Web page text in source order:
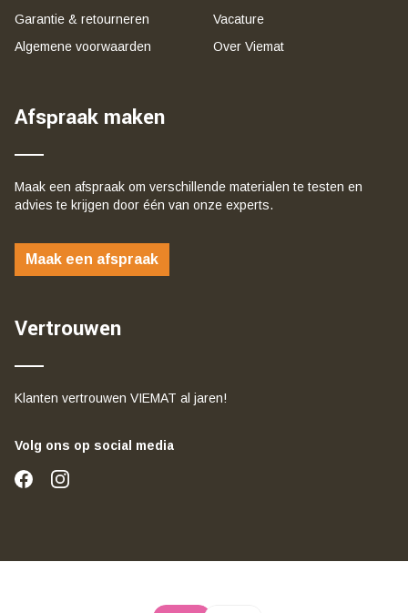
Garantie & retourneren
Algemene voorwaarden
Vacature
Over Viemat
Afspraak maken
Maak een afspraak om verschillende materialen te testen en
advies te krijgen door één van onze experts.
Maak een afspraak
Vertrouwen
Klanten vertrouwen VIEMAT al jaren!
Volg ons op social media